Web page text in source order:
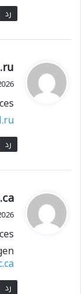
رد
ي
ق
ل
09/07/
رد
ي
ق
ل
09/07/
رد